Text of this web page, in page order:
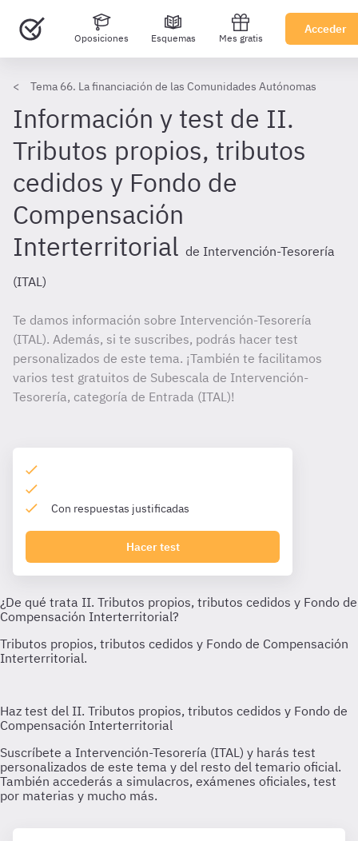
Oposiciones Esquemas Mes gratis
Acceder
Tema 66. La financiación de las Comunidades Autónomas
Información y test de II.
Tributos propios, tributos
cedidos y Fondo de
Compensación
Interterritorial de Intervención-Tesorería
(ITAL)
Te damos información sobre Intervención-Tesorería
(ITAL). Además, si te suscribes, podrás hacer test
personalizados de este tema. ¡También te facilitamos
varios test gratuitos de Subescala de Intervención-
Tesorería, categoría de Entrada (ITAL)!
Con respuestas justificadas
Hacer test